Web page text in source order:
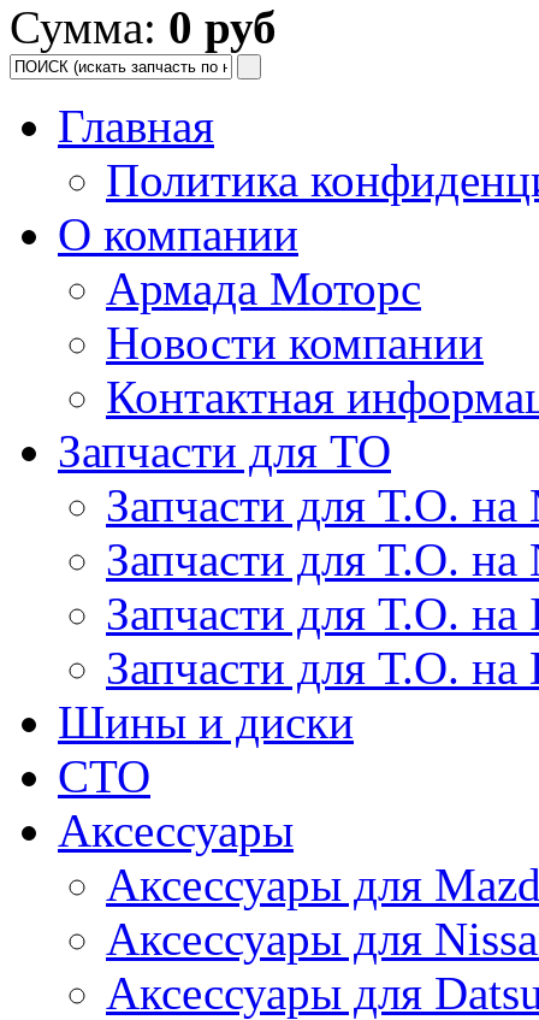
Сумма: 0 руб
Главная
Политика
О компании
Армада Моторс
Новости компании
Контактная
Запчасти для ТО
Запчасти для Т.О. на
Запчасти для Т.О. на
Запчасти для Т.О.
Запчасти для Т.О. на
Шины и диски
СТО
Аксессуары
Аксессуары для
Аксессуары для
Аксессуары для